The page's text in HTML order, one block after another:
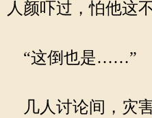
人颜吓过，怕他这
“这倒也是……”
几人讨论间，灾